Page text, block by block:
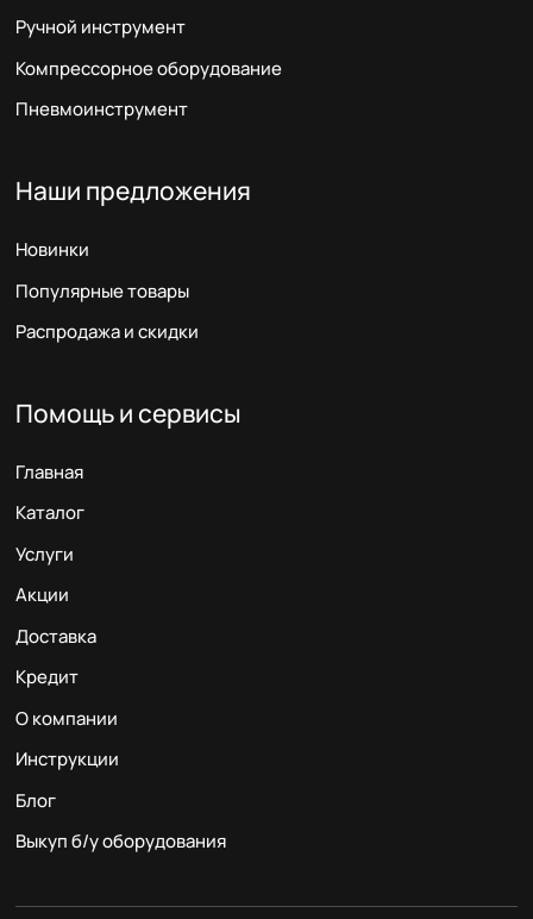
Ручной инструмент
Компрессорное оборудование
Пневмоинструмент
Наши предложения
Новинки
Популярные товары
Распродажа и скидки
Помощь и сервисы
Главная
Каталог
Услуги
Акции
Доставка
Кредит
О компании
Инструкции
Блог
Выкуп б/у оборудования